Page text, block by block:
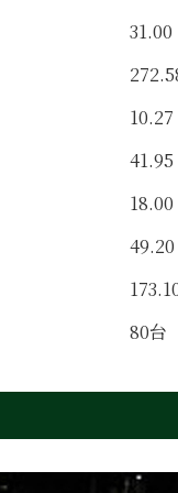
31.00
10.27
41.95
18.00
49.20
80台